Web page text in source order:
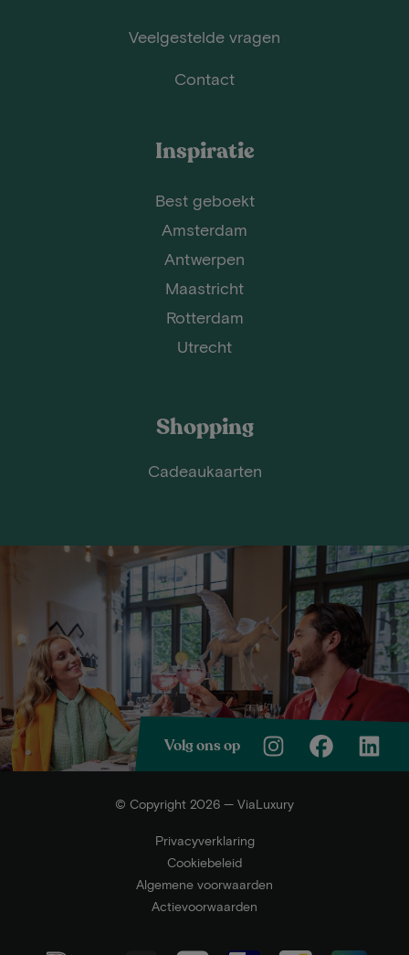
Veelgestelde vragen
Contact
Inspiratie
Best geboekt
Amsterdam
Antwerpen
Maastricht
Rotterdam
Utrecht
Shopping
Cadeaukaarten
Volg ons op
© Copyright 2026 — ViaLuxury
Privacyverklaring
Cookiebeleid
Algemene voorwaarden
Actievoorwaarden